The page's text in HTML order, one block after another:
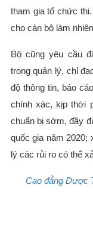
tham gia tổ chức
cho cán bộ làm
Bộ cũng yêu cầu
trong quản lý, chỉ
độ thông tin, báo
chính xác, kịp thời
chuẩn bị sớm, đầy
quốc gia năm
lý các rủi ro có thể
Cao đẳng Dược